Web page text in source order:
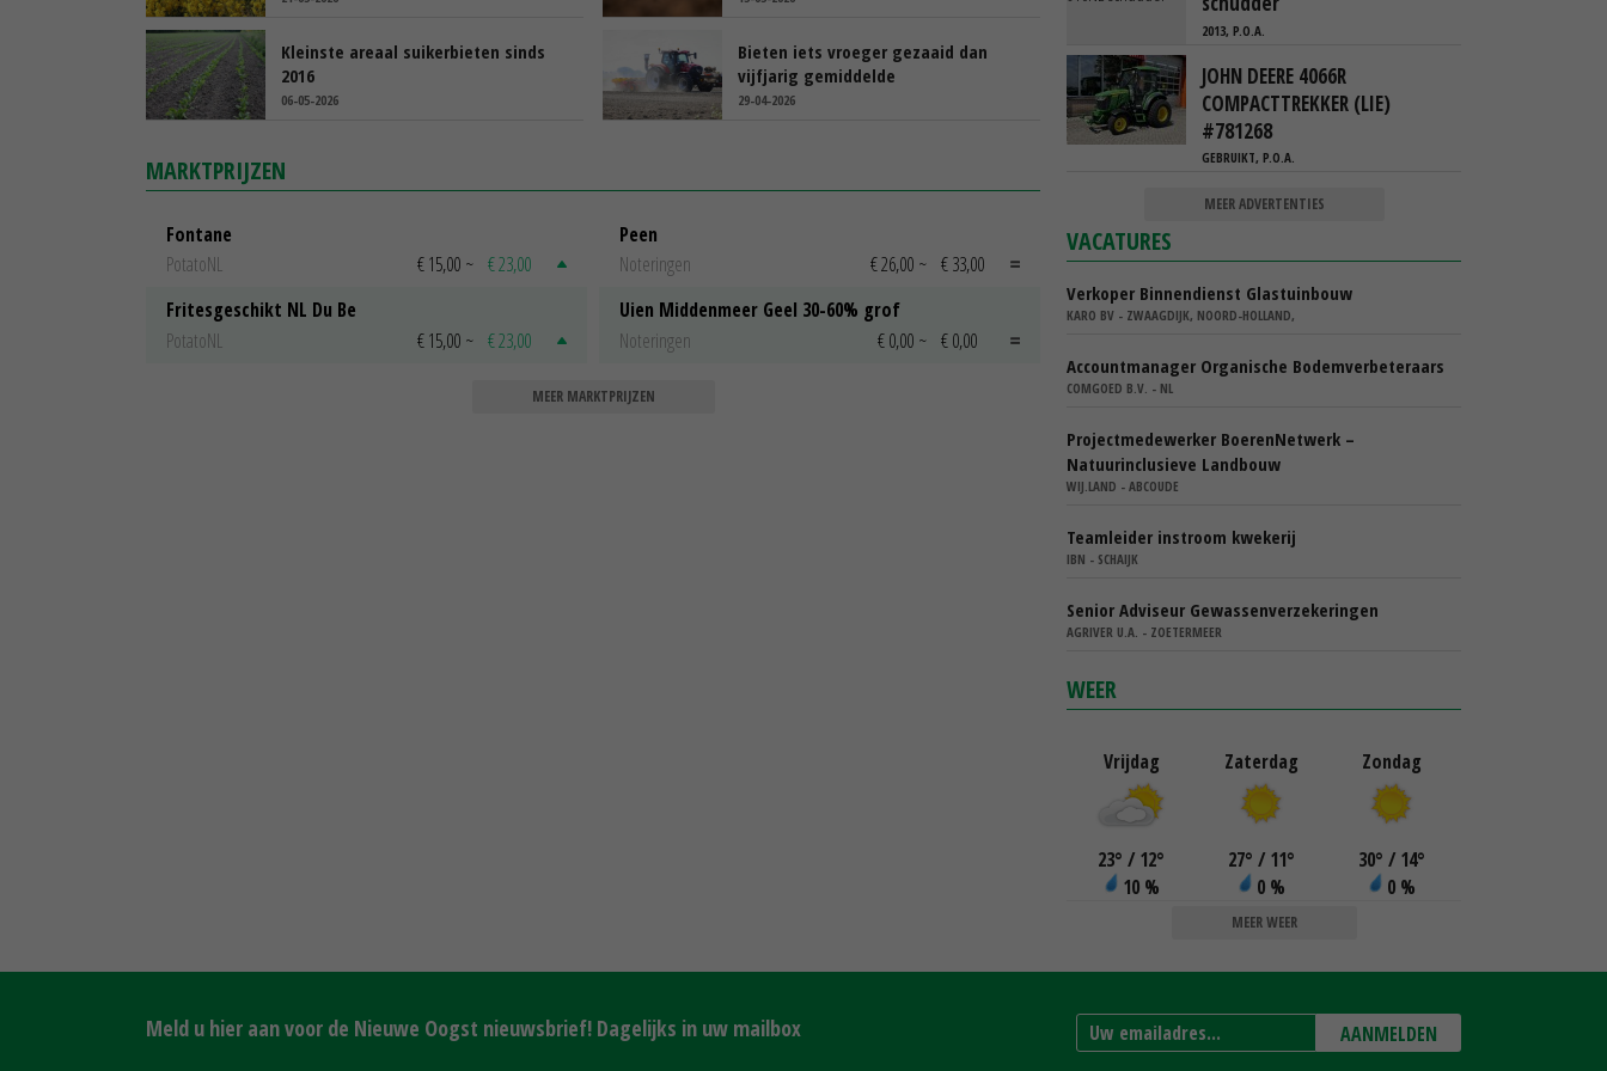
Kleinste areaal suikerbieten sinds
2016
06-05-2026
Bieten iets vroeger gezaaid dan
vijfjarig gemiddelde
29-04-2026
MARKTPRIJZEN
Fontane
PotatoNL
€ 15,00 ~ € 23,00
Fritesgeschikt NL Du Be
PotatoNL
€ 15,00 ~ € 23,00
Peen
Noteringen
€ 26,00 ~ € 33,00
Uien Middenmeer Geel 30-60% grof
Noteringen
€ 0,00 ~ € 0,00
MEER MARKTPRIJZEN
2013, P.O.A.
JOHN DEERE 4066R
COMPACTTREKKER (LIE)
#781268
GEBRUIKT, P.O.A.
MEER ADVERTENTIES
VACATURES
Verkoper Binnendienst Glastuinbouw
KARO BV - ZWAAGDIJK, NOORD-HOLLAND,
Accountmanager Organische Bodemverbeteraars
COMGOED B.V. - NL
Projectmedewerker BoerenNetwerk –
Natuurinclusieve Landbouw
WIJ.LAND - ABCOUDE
Teamleider instroom kwekerij
IBN - SCHAIJK
Senior Adviseur Gewassenverzekeringen
AGRIVER U.A. - ZOETERMEER
WEER
Vrijdag
23° / 12°
10 %
Zaterdag
27° / 11°
0 %
Zondag
30° / 14°
0 %
MEER WEER
Meld u hier aan voor de Nieuwe Oogst nieuwsbrief! Dagelijks in uw mailbox AANMELDEN